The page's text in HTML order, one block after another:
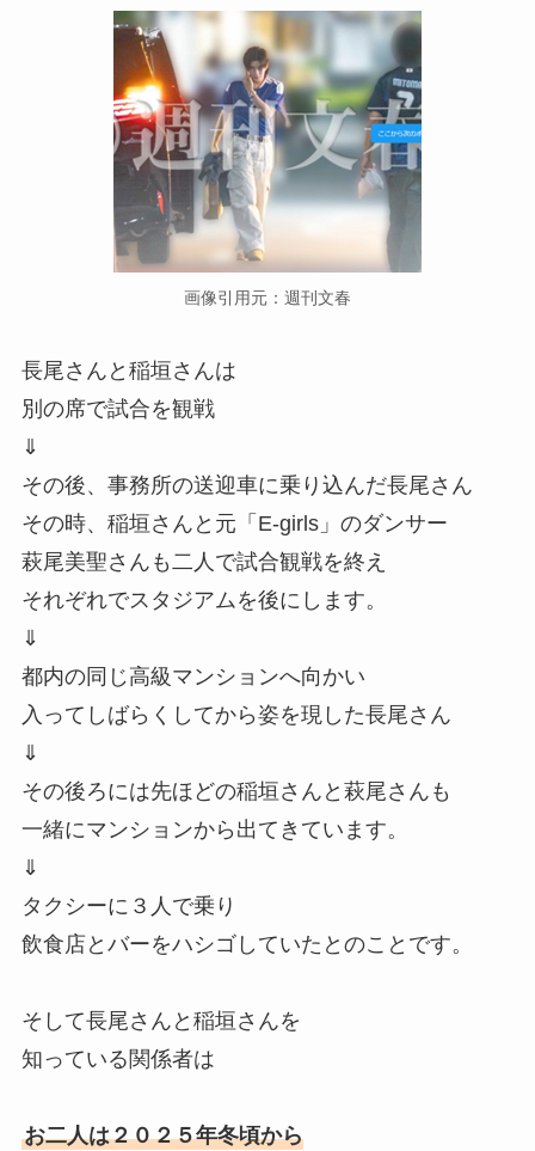
画像引用元：週刊文春
長尾さんと稲垣さんは
別の席で試合を観戦
⇓
その後、事務所の送迎車に乗り込んだ長尾さん
その時、稲垣さんと元「E-girls」のダンサー
萩尾美聖さんも二人で試合観戦を終え
それぞれでスタジアムを後にします。
⇓
都内の同じ高級マンションへ向かい
入ってしばらくしてから姿を現した長尾さん
⇓
その後ろには先ほどの稲垣さんと萩尾さんも
一緒にマンションから出てきています。
⇓
タクシーに３人で乗り
飲食店とバーをハシゴしていたとのことです。
そして長尾さんと稲垣さんを
知っている関係者は
お二人は２０２５年冬頃から